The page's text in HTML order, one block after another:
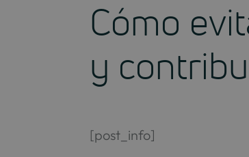
Cómo
y
[post_info]